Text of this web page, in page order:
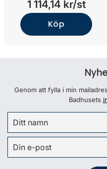
1 114,14 kr/st
Köp
Genom att fylla i min
Badhusets